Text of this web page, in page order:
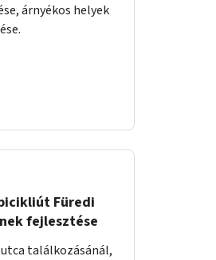
árnyékos helyek
Füredi
fejlesztése
utca találkozásánál,